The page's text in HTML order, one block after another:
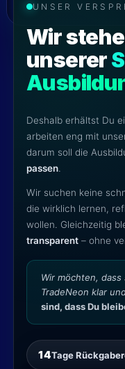
UNSER
Wir
unserer
Deshalb erhältst Du
arbeiten eng mit
darum soll die
passen.
Wir suchen keine
die wirklich lernen,
wollen. Gleichzeitig
transparent – ohne
Wir möchten,
TradeNeon klar
sind, dass Du
14Tage